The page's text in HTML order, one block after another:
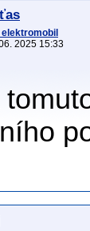
elektromobil
2025 15:33